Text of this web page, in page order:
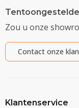
Zou u onze
Contact onze
Klantenservice